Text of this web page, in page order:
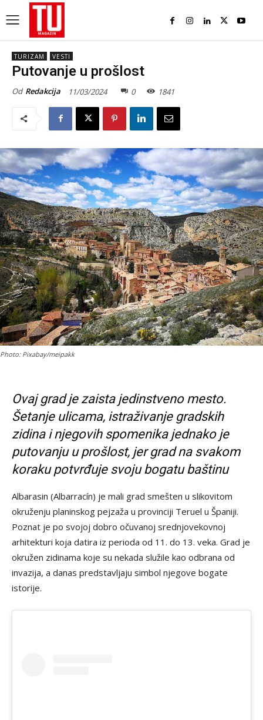
TURIZAM VESTI
Putovanje u prošlost
Od Redakcija 11/03/2024 0 1841
Photo: Pixabay/meipakk
Ovaj grad je zaista jedinstveno mesto.
Šetanje ulicama, istraživanje gradskih
zidina i njegovih spomenika jednako je
putovanju u prošlost, jer grad na svakom
koraku potvrđuje svoju bogatu baštinu
Albarasin (Albarracín) je mali grad smešten u slikovitom
okruženju planinskog pejzaža u provinciji Teruel u Španiji.
Poznat je po svojoj dobro očuvanoj srednjovekovnoj
arhitekturi koja datira iz perioda od 11. do 13. veka. Grad je
okružen zidinama koje su nekada služile kao odbrana od
invazija, a danas predstavljaju simbol njegove bogate
istorije.